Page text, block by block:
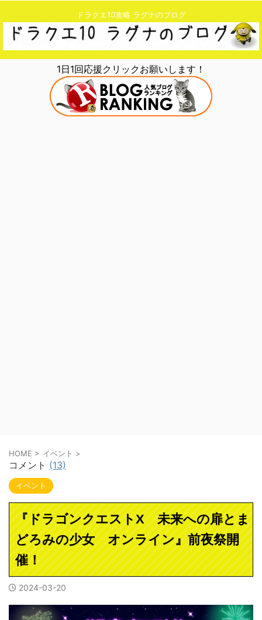
ドラクエ10攻略 ラグナのブログ
1日1回応援クリックお願いします！
HOME > イベント >
コメント (13)
イベント
『ドラゴンクエストX 未来への扉とま
どろみの少女 オンライン』前夜祭開
催！
2024-03-20